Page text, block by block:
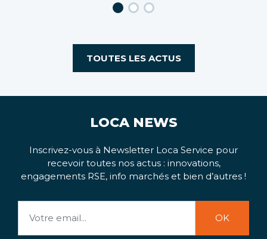
TOUTES LES ACTUS
LOCA NEWS
Inscrivez-vous à Newsletter Loca Service pour
recevoir toutes nos actus : innovations,
engagements RSE, info marchés et bien d’autres !